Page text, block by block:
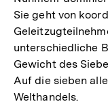
Sie geht von
unterschiedliche
Gewicht des
Auf die sieben
Welthandels.